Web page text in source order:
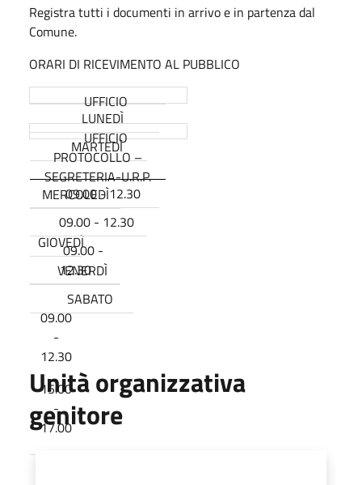
Registra tutti i documenti in arrivo e in partenza dal
Comune.
ORARI DI RICEVIMENTO AL PUBBLICO
UFFICIO
LUNEDÌ
MARTEDÌ
MERCOLEDÌ
GIOVEDÌ
VENERDÌ
SABATO
UFFICIO
PROTOCOLLO –
SEGRETERIA-U.R.P.
09.00 - 12.30
09.00 - 12.30
09.00 -
12.30
09.00
-
12.30
15.00
-
17.00
Unità organizzativa
genitore